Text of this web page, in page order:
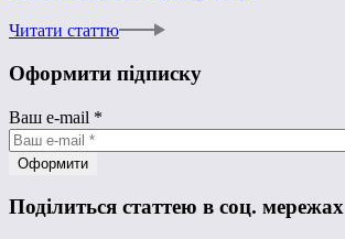
Читати статтю
Оформити підписку
Ваш e-mail *
Поділиться статтею в соц. мережах